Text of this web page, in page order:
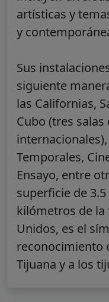
artísticas y
y
Sus
siguiente
las Californias,
Cubo (tres
Temporales,
Ensayo, entre
superficie de
kilómetros de la
Unidos, es el
reconocimiento
Tijuana y a los